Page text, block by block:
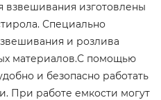
взвешивания изготовлены
Специально
и розлива
материалов.С помощью
и безопасно работать
При работе емкости могут